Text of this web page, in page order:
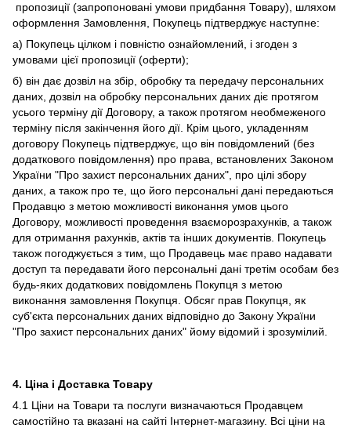
пропозиції (запропоновані умови придбання Товару), шляхом
оформлення Замовлення, Покупець підтверджує наступне:
а) Покупець цілком і повністю ознайомлений, і згоден з
умовами цієї пропозиції (оферти);
б) він дає дозвіл на збір, обробку та передачу персональних
даних, дозвіл на обробку персональних даних діє протягом
усього терміну дії Договору, а також протягом необмеженого
терміну після закінчення його дії. Крім цього, укладенням
договору Покупець підтверджує, що він повідомлений (без
додаткового повідомлення) про права, встановлених Законом
України "Про захист персональних даних", про цілі збору
даних, а також про те, що його персональні дані передаються
Продавцю з метою можливості виконання умов цього
Договору, можливості проведення взаєморозрахунків, а також
для отримання рахунків, актів та інших документів. Покупець
також погоджується з тим, що Продавець має право надавати
доступ та передавати його персональні дані третім особам без
будь-яких додаткових повідомлень Покупця з метою
виконання замовлення Покупця. Обсяг прав Покупця, як
суб'єкта персональних даних відповідно до Закону України
"Про захист персональних даних" йому відомий і зрозумілий.
4. Ціна і Доставка Товару
4.1 Ціни на Товари та послуги визначаються Продавцем
самостійно та вказані на сайті Інтернет-магазину. Всі ціни на